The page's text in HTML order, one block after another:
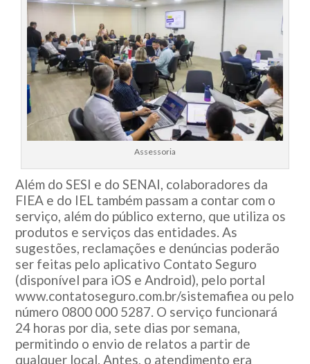
Assessoria
Além do SESI e do SENAI, colaboradores da
FIEA e do IEL também passam a contar com o
serviço, além do público externo, que utiliza os
produtos e serviços das entidades. As
sugestões, reclamações e denúncias poderão
ser feitas pelo aplicativo Contato Seguro
(disponível para iOS e Android), pelo portal
www.contatoseguro.com.br/sistemafiea ou pelo
número 0800 000 5287. O serviço funcionará
24 horas por dia, sete dias por semana,
permitindo o envio de relatos a partir de
qualquer local. Antes, o atendimento era